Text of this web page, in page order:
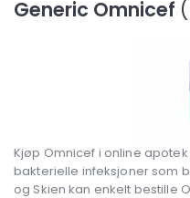
Generic Omnicef
Kjøp Omnicef i online
bakterielle infeksjoner som
og Skien kan enkelt bestille